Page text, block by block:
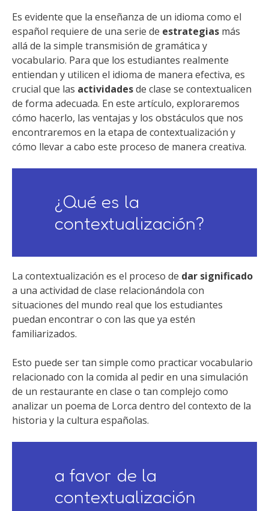
Es evidente que la enseñanza de un idioma como el
español requiere de una serie de estrategias más
allá de la simple transmisión de gramática y
vocabulario. Para que los estudiantes realmente
entiendan y utilicen el idioma de manera efectiva, es
crucial que las actividadesde clase se contextualicen
de forma adecuada. En este artículo, exploraremos
cómo hacerlo, las ventajas y los obstáculos que nos
encontraremos en la etapa de contextualización y
cómo llevar a cabo este proceso de manera creativa.
¿Qué es la
contextualización?
La contextualización es el proceso de dar significado
a una actividad de clase relacionándola con
situaciones del mundo real que los estudiantes
puedan encontrar o con las que ya estén
familiarizados.
Esto puede ser tan simple como practicar vocabulario
relacionado con la comida al pedir en una simulación
de un restaurante en clase o tan complejo como
analizar un poema de Lorca dentro del contexto de la
historia y la cultura españolas.
a favor de la
contextualización